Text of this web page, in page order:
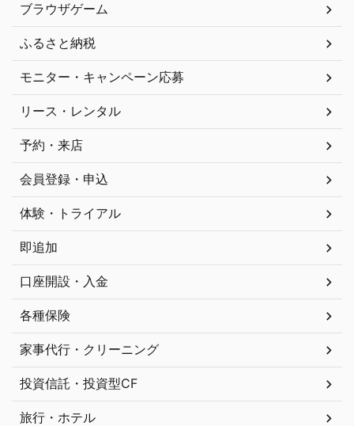
ブラウザゲーム
ふるさと納税
モニター・キャンペーン応募
リース・レンタル
予約・来店
会員登録・申込
体験・トライアル
即追加
口座開設・入金
各種保険
家事代行・クリーニング
投資信託・投資型CF
旅行・ホテル